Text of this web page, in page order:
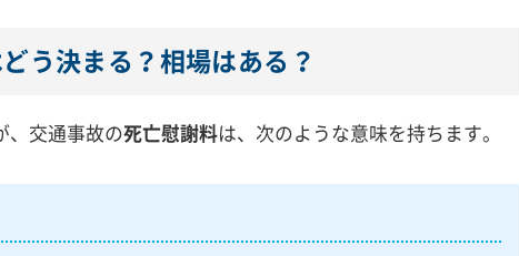
う決まる？相場はある？
、交通事故の死亡慰謝料は、次のような意味を持ちます。